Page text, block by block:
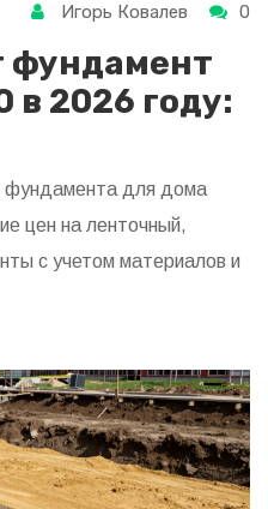
Игорь Ковалев 0
фундамент
в 2026 году:
фундамента для дома
цен на ленточный,
с учетом материалов и